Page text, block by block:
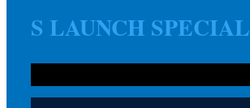
S LAUNCH SPECIAL